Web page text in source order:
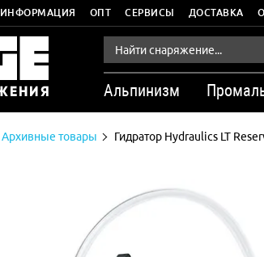
ИНФОРМАЦИЯ ОПТ СЕРВИСЫ ДОСТАВКА
Альпинизм
Архивные товары Гидратор Hydraulics LT